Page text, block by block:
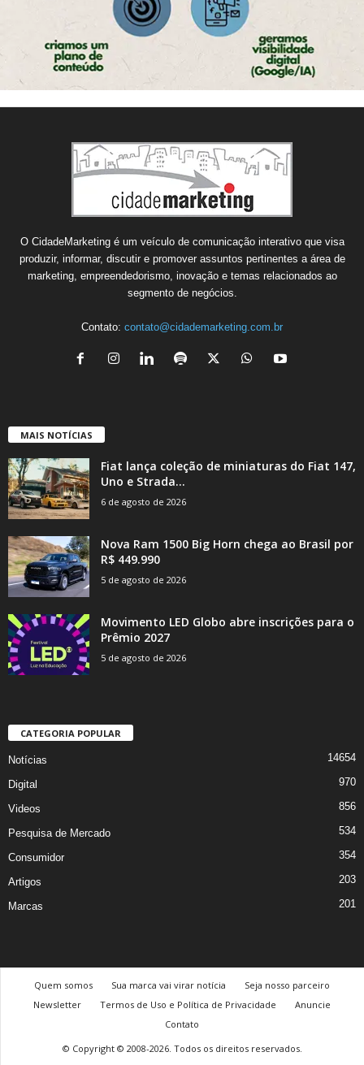
O CidadeMarketing é um veículo de comunicação interativo que visa
produzir, informar, discutir e promover assuntos pertinentes a área de
marketing, empreendedorismo, inovação e temas relacionados ao
segmento de negócios.
Contato: contato@cidademarketing.com.br
MAIS NOTÍCIAS
Fiat lança coleção de miniaturas do Fiat 147,
Uno e Strada...
6 de agosto de 2026
Nova Ram 1500 Big Horn chega ao Brasil por
R$ 449.990
5 de agosto de 2026
Movimento LED Globo abre inscrições para o
Prêmio 2027
5 de agosto de 2026
CATEGORIA POPULAR
Notícias 14654
Digital 970
Videos 856
Pesquisa de Mercado 534
Consumidor 354
Artigos 203
Marcas 201
Quem somos Sua marca vai virar notícia
Seja nosso parceiro
Newsletter
Termos de Uso e Política de Privacidade
Anuncie
Contato
© Copyright © 2008-2026. Todos os direitos reservados.